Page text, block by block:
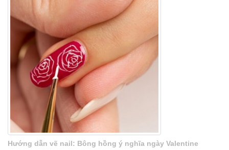
Hướng dẫn vẽ nail: Bông hồng ý nghĩa ngày Valentine